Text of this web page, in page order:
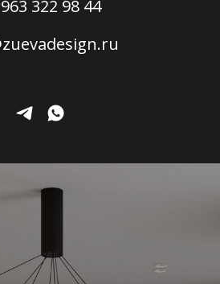
322 98 44